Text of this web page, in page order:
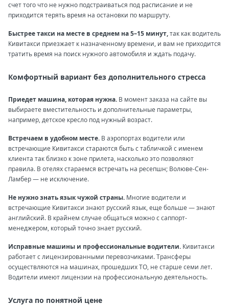
счет того что не нужно подстраиваться под расписание и не
приходится терять время на остановки по маршруту.
Быстрее такси на месте в среднем на 5–15 минут,так как водитель
Кивитакси приезжает к назначенному времени, и вам не приходится
тратить время на поиск нужного автомобиля и ждать подачу.
Комфортный вариант без дополнительного стресса
Приедет машина, которая нужна. В момент заказа на сайте вы
выбираете вместительность и дополнительные параметры,
например, детское кресло под нужный возраст.
Встречаем в удобном месте. В аэропортах водители или
встречающие Кивитакси стараются быть с табличкой с именем
клиента так близко к зоне прилета, насколько это позволяют
правила. В отелях стараемся встречать на ресепшн; Волюве-Сен-
Ламбер — не исключение.
Не нужно знать язык чужой страны. Многие водители и
встречающие Кивитакси знают русский язык, еще больше — знают
английский. В крайнем случае общаться можно с саппорт-
менеджером, который точно знает русский.
Исправные машины и профессиональные водители. Кивитакси
работает с лицензированными перевозчиками. Трансферы
осуществляются на машинах, прошедших ТО, не старше семи лет.
Водители имеют лицензии на профессиональную деятельность.
Услуга по понятной цене